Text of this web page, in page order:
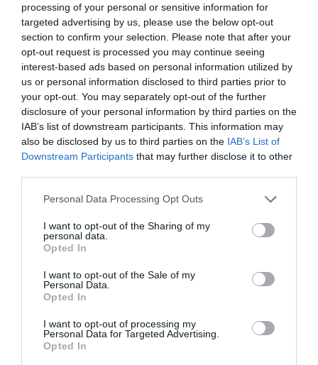
processing of your personal or sensitive information for
targeted advertising by us, please use the below opt-out
section to confirm your selection. Please note that after your
opt-out request is processed you may continue seeing
interest-based ads based on personal information utilized by
us or personal information disclosed to third parties prior to
your opt-out. You may separately opt-out of the further
disclosure of your personal information by third parties on the
IAB’s list of downstream participants. This information may
also be disclosed by us to third parties on the IAB’s List of
Downstream Participants that may further disclose it to other
Please note that this website/app uses one or more Google
not limited to your visit or usage behaviour. You may click to
grant or deny consent to Google and its third-party tags to
use your data for below specified purposes in below Google
consent section.
Personal Data Processing Opt Outs
I want to opt-out of the Sharing of my
personal data.
Opted In
I want to opt-out of the Sale of my
Personal Data.
Opted In
I want to opt-out of processing my
Personal Data for Targeted Advertising.
Opted In
Ανακοινώθηκαν νέες προσλήψεις
σε δήμο της Εύβοιας: Δείτε εδώ
07.08.2026 | 20:40
Ποιοι και γιατί θα πάρουν
διπλάσια σύνταξη τον Αύγουστο
07.08.2026 | 20:20
Δείτε τι έκανε Δήμος της Εύβοιας
για τις φωτιές
Μητέρα και γιος οι νεκροί από τη
σύγκρουση αυτοκινήτου με
07.08.2026 | 19:40
τελευταίο «αντίο» στον 36χρονο
επιχειρηματία
07.08.2026 | 19:10
ΠΕΡΙΣΣΟΤΕΡΑ ΑΠΟ ΕΙΔΗΣΕΙΣ ΕΥΒΟΙΑ